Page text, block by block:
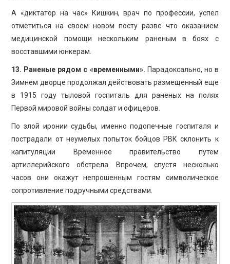
А «диктатор на час» Кишкин, врач по профессии, успел
отметиться на своем новом посту разве что оказанием
медицинской помощи нескольким раненым в боях с
восставшими юнкерам.
13. Раненые рядом с «временными». Парадоксально, но в
Зимнем дворце продолжал действовать размещенный еще
в 1915 году тыловой госпиталь для раненых на полях
Первой мировой войны солдат и офицеров.
По злой иронии судьбы, именно подопечные госпиталя и
пострадали от неумелых попыток бойцов РВК склонить к
капитуляции Временное правительство путем
артиллерийского обстрела. Впрочем, спустя несколько
часов они окажут непрошенным гостям символическое
сопротивление подручными средствами.